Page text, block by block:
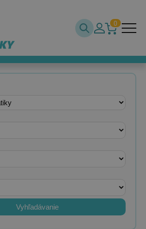
0
Vyhľadávanie